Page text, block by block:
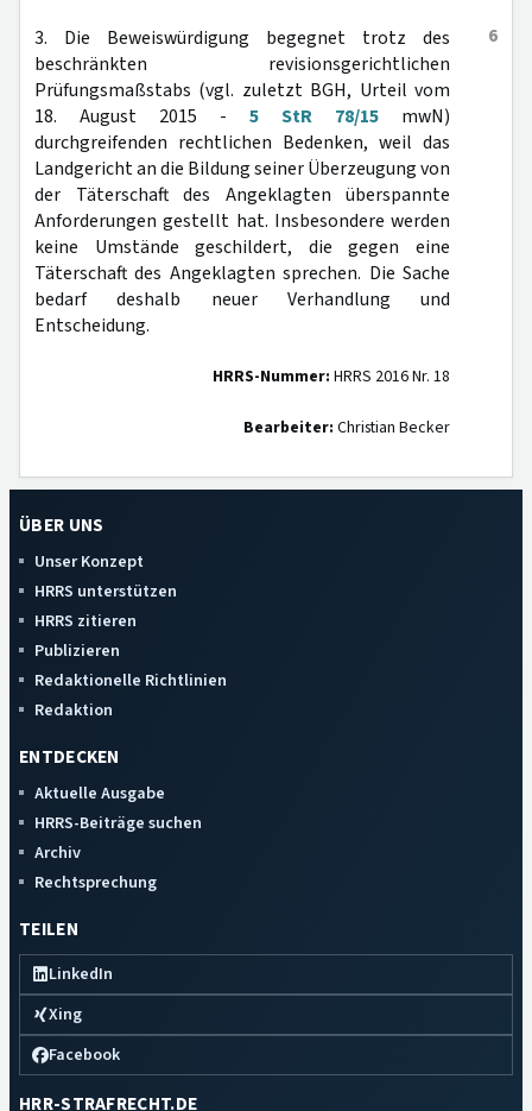
6
3. Die Beweiswürdigung begegnet trotz des
beschränkten revisionsgerichtlichen
Prüfungsmaßstabs (vgl. zuletzt BGH, Urteil vom
18. August 2015 - 5 StR 78/15 mwN)
durchgreifenden rechtlichen Bedenken, weil das
Landgericht an die Bildung seiner Überzeugung von
der Täterschaft des Angeklagten überspannte
Anforderungen gestellt hat. Insbesondere werden
keine Umstände geschildert, die gegen eine
Täterschaft des Angeklagten sprechen. Die Sache
bedarf deshalb neuer Verhandlung und
Entscheidung.
HRRS-Nummer: HRRS 2016 Nr. 18
Bearbeiter: Christian Becker
ÜBER UNS
Unser Konzept
HRRS unterstützen
HRRS zitieren
Publizieren
Redaktionelle Richtlinien
Redaktion
ENTDECKEN
Aktuelle Ausgabe
HRRS-Beiträge suchen
Archiv
Rechtsprechung
TEILEN
LinkedIn
Xing
Facebook
HRR-STRAFRECHT.DE